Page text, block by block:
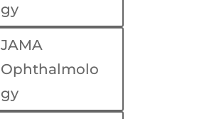
gy
JAMA
Ophthalmolo
gy